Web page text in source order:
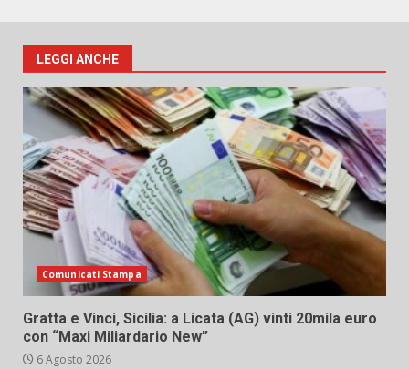
LEGGI ANCHE
Comunicati Stampa
Gratta e Vinci, Sicilia: a Licata (AG) vinti 20mila euro
con “Maxi Miliardario New”
6 Agosto 2026